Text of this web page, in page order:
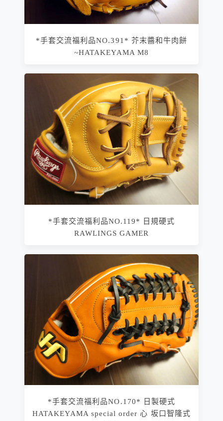
*手套交流福利品NO.391* 芥末醬和牛肉餅
~HATAKEYAMA M8
*手套交流福利品NO.119* 日規硬式
RAWLINGS GAMER
*手套交流福利品NO.170* 日製硬式
HATAKEYAMA special order 心 坂口智隆式